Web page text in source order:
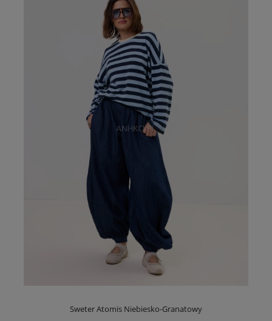
Sweter Atomis Niebiesko-Granatowy